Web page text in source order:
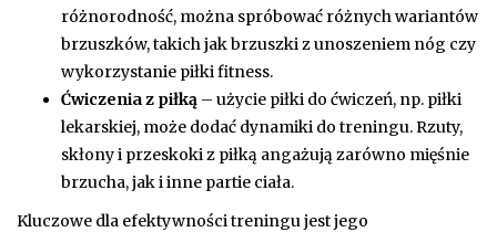
różnorodność, można spróbować różnych wariantów
brzuszków, takich jak brzuszki z unoszeniem nóg czy
wykorzystanie piłki fitness.
Ćwiczenia z piłką – użycie piłki do ćwiczeń, np. piłki
lekarskiej, może dodać dynamiki do treningu. Rzuty,
skłony i przeskoki z piłką angażują zarówno mięśnie
brzucha, jak i inne partie ciała.
Kluczowe dla efektywności treningu jest jego